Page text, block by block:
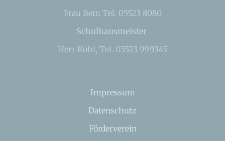
Frau Bem Tel. 05523 8080
Schulhausmeister
Herr Kohl, Tel. 05523 999345
Impressum
Datenschutz
Förderverein